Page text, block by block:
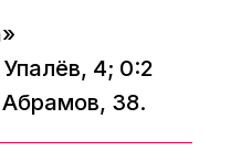
4; 0:2
38.